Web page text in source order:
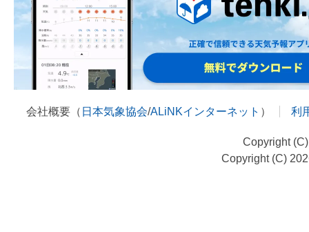
会社概要（ 日本気象協会/ALiNKインターネット ） 利
Copyright
Copyright (C)